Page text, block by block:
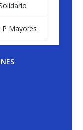
P Mayores